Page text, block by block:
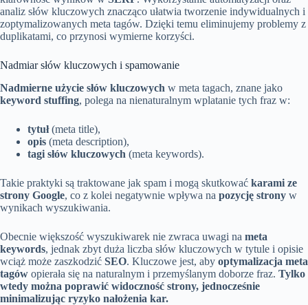
analiz słów kluczowych znacząco ułatwia tworzenie indywidualnych i
zoptymalizowanych meta tagów. Dzięki temu eliminujemy problemy z
duplikatami, co przynosi wymierne korzyści.
Nadmiar słów kluczowych i spamowanie
Nadmierne użycie słów kluczowych w meta tagach, znane jako
keyword stuffing, polega na nienaturalnym wplatanie tych fraz w:
tytuł(meta title),
opis (meta description),
tagi słów kluczowych (meta keywords).
Takie praktyki są traktowane jak spam i mogą skutkować karami ze
strony Google, co z kolei negatywnie wpływa na pozycję strony w
wynikach wyszukiwania.
Obecnie większość wyszukiwarek nie zwraca uwagi na meta
keywords, jednak zbyt duża liczba słów kluczowych w tytule i opisie
wciąż może zaszkodzić SEO. Kluczowe jest, aby optymalizacja meta
tagów opierała się na naturalnym i przemyślanym doborze fraz. Tylko
wtedy można poprawić widoczność strony, jednocześnie
minimalizując ryzyko nałożenia kar.